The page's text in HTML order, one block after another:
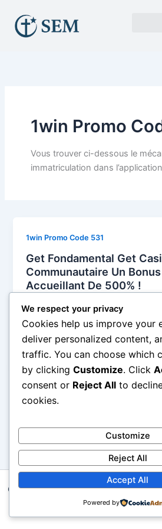
content
1win Promo
Vous trouver ci-dessous le
immatriculation dans
1win Promo Code 531
Get Fondamental Get
Communautaire Un
Accueillant De 500% !
admlnlx May 11, 2026
Sur le planète depuis pari en
acteurs essayer de faire son
parvenir également […]
Copyright © 2026 STELLAR
Astra WordPress
We respect your privacy
Cookies help us improve your
deliver personalized content,
traffic. You can choose which
by clicking Customize. Click
consent or Reject All to
cookies.
Customize
Reject All
Accept All
Powered by